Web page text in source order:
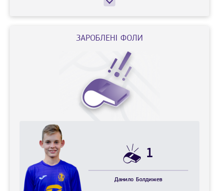
ЗАРОБЛЕНІ ФОЛИ
1
Данило Болдижев